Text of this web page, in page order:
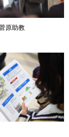
原助教